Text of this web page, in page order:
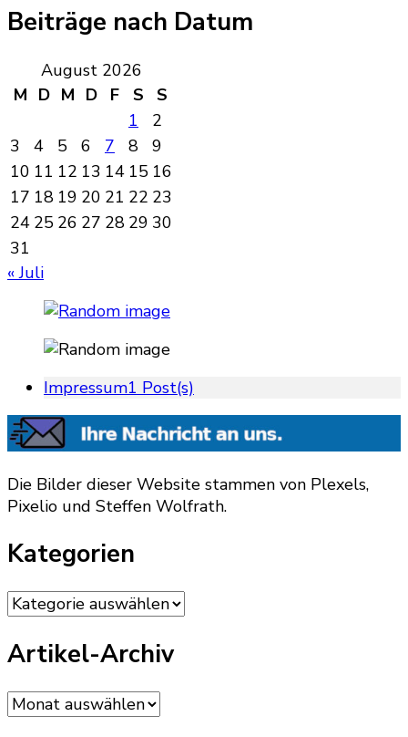
Beiträge nach Datum
August 2026
M D M D F S
S
1
2
3
4 5 6 7 8
9
10 11 12 13 14 15 16
17 18 19 20 21 22 23
24 25 26 27 28 29 30
31
« Juli
Impressum1 Post(s)
Die Bilder dieser Website stammen von Plexels,
Pixelio und Steffen Wolfrath.
Kategorien
Kategorien
Artikel-Archiv
Artikel-
Archiv